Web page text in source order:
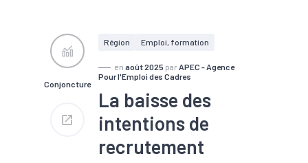
#Recrutement
#Services
Conjoncture
Région Emploi, formation
en août 2025 par APEC - Agence
Pour l'Emploi des Cadres
La baisse des
intentions de
recrutement